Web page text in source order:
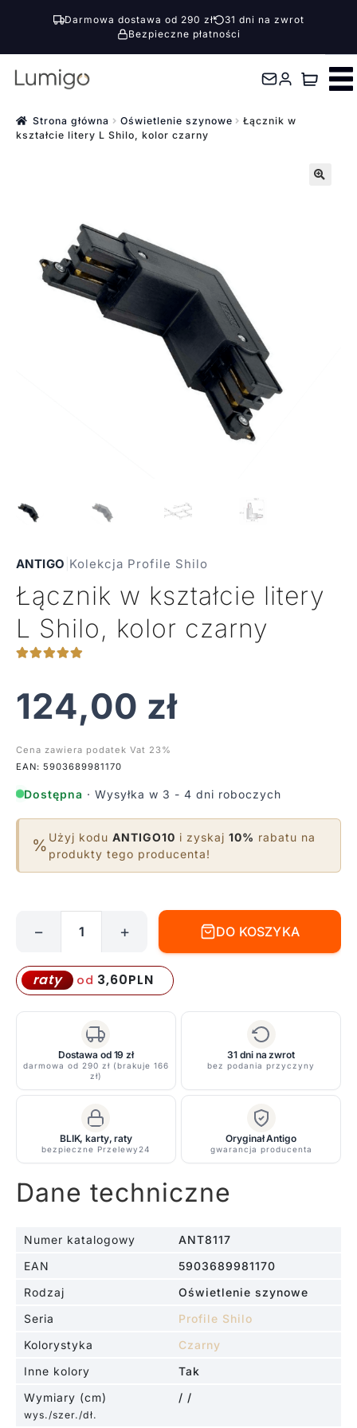
Darmowa dostawa od 290 zł
31 dni na zwrot
Bezpieczne płatności
Przejdź
nawigacji
Przejdź
treści Strona główna Oświetlenie szynowe
Łącznik w
kształcie litery L Shilo, kolor czarny
ANTIGO Kolekcja Profile Shilo
Łącznik w kształcie litery
L Shilo, kolor czarny
124,00 zł
Cena zawiera podatek Vat 23%
EAN: 5903689981170
Dostępna · Wysyłka w 3 - 4 dni roboczych
% Użyj kodu ANTIGO10 i zyskaj 10% rabatu na
produkty tego producenta!
w
kształcie
litery
kolor
czarny
− + DO KOSZYKA
raty od 3,60PLN
Dostawa od 19 zł
darmowa od 290 zł (brakuje 166
zł)
31 dni na zwrot
bez podania przyczyny
BLIK, karty, raty
bezpieczne Przelewy24
Oryginał Antigo
gwarancja producenta
Dane techniczne
Numer katalogowy
ANT8117
EAN
5903689981170
Rodzaj
Oświetlenie szynowe
Seria
Profile Shilo
Kolorystyka
Czarny
Inne kolory
Tak
Wymiary (cm)
wys./szer./dł.
/ /